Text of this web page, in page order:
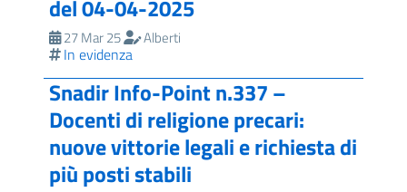
del 04-04-2025
27 Mar 25 Alberti
In evidenza
Snadir Info-Point n.337 –
Docenti di religione precari:
nuove vittorie legali e richiesta di
più posti stabili